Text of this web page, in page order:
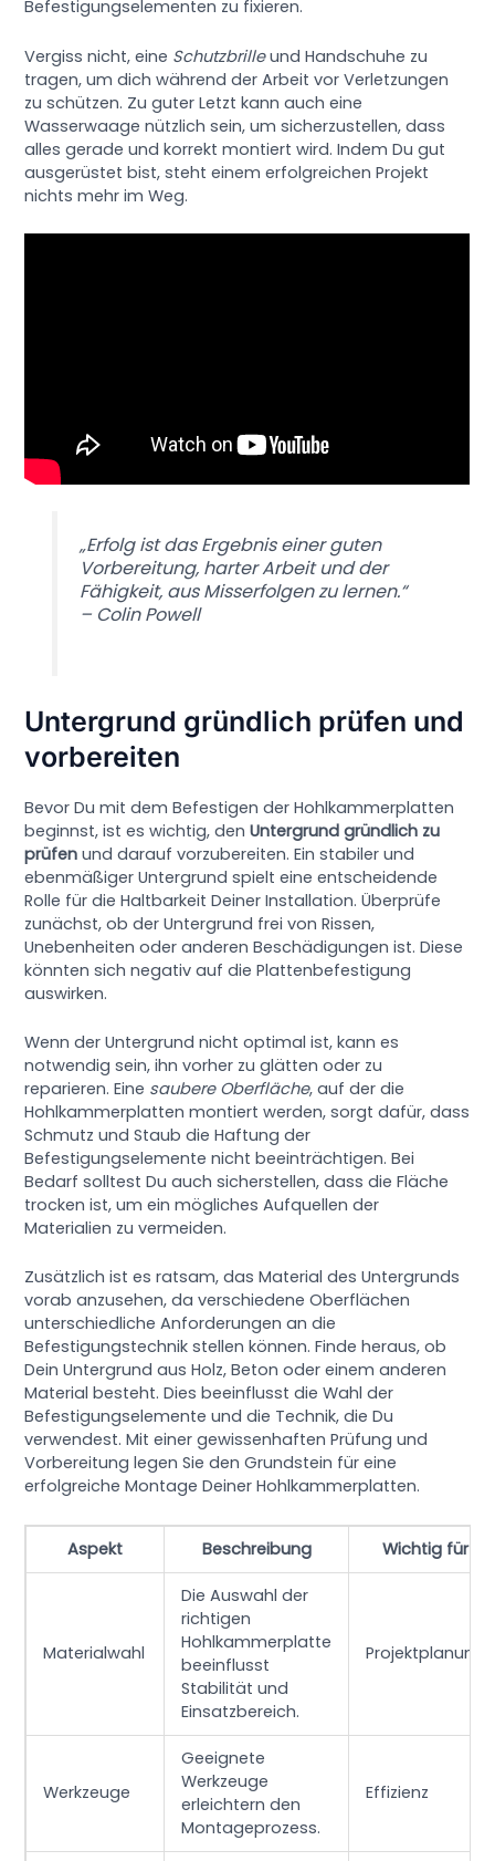
Befestigungselementen zu fixieren.
Vergiss nicht, eine Schutzbrilleund Handschuhe zu
tragen, um dich während der Arbeit vor Verletzungen
zu schützen. Zu guter Letzt kann auch eine
Wasserwaage nützlich sein, um sicherzustellen, dass
alles gerade und korrekt montiert wird. Indem Du gut
ausgerüstet bist, steht einem erfolgreichen Projekt
nichts mehr im Weg.
„Erfolg ist das Ergebnis einer guten
Vorbereitung, harter Arbeit und der
Fähigkeit, aus Misserfolgen zu lernen.“
– Colin Powell
Untergrund gründlich prüfen und
vorbereiten
Bevor Du mit dem Befestigen der Hohlkammerplatten
beginnst, ist es wichtig, denUntergrund gründlich zu
prüfen und darauf vorzubereiten. Ein stabiler und
ebenmäßiger Untergrund spielt eine entscheidende
Rolle für die Haltbarkeit Deiner Installation. Überprüfe
zunächst, ob der Untergrund frei von Rissen,
Unebenheiten oder anderen Beschädigungen ist. Diese
könnten sich negativ auf die Plattenbefestigung
auswirken.
Wenn der Untergrund nicht optimal ist, kann es
notwendig sein, ihn vorher zu glätten oder zu
reparieren. Eine saubere Oberfläche, auf der die
Hohlkammerplatten montiert werden, sorgt dafür, dass
Schmutz und Staub die Haftung der
Befestigungselemente nicht beeinträchtigen. Bei
Bedarf solltest Du auch sicherstellen, dass die Fläche
trocken ist, um ein mögliches Aufquellen der
Materialien zu vermeiden.
Zusätzlich ist es ratsam, das Material des Untergrunds
vorab anzusehen, da verschiedene Oberflächen
unterschiedliche Anforderungen an die
Befestigungstechnik stellen können. Finde heraus, ob
Dein Untergrund aus Holz, Beton oder einem anderen
Material besteht. Dies beeinflusst die Wahl der
Befestigungselemente und die Technik, die Du
verwendest. Mit einer gewissenhaften Prüfung und
Vorbereitung legen Sie den Grundstein für eine
erfolgreiche Montage Deiner Hohlkammerplatten.
Aspekt Beschreibung Wichtig für
Materialwahl
Die Auswahl der
richtigen
Hohlkammerplatte
beeinflusst
Stabilität und
Einsatzbereich.
Projektplanung
Werkzeuge
Geeignete
Werkzeuge
erleichtern den
Montageprozess.
Effizienz